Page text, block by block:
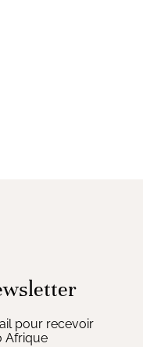
pour recevoir
Afrique